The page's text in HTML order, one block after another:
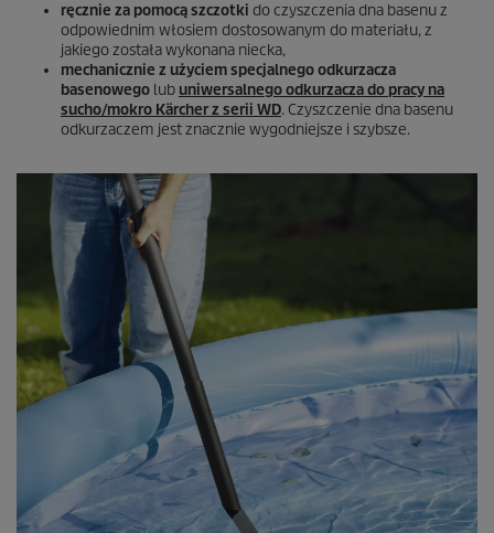
ręcznie za pomocą szczotki do czyszczenia dna basenu z
odpowiednim włosiem dostosowanym do materiału, z
jakiego została wykonana niecka,
mechanicznie z użyciem specjalnego odkurzacza
basenowego lub uniwersalnego odkurzacza do pracy na
sucho/mokro Kärcher z serii WD. Czyszczenie dna basenu
odkurzaczem jest znacznie wygodniejsze i szybsze.